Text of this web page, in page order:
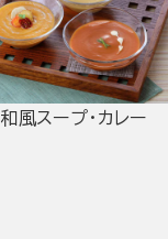
和風スープ・カレー